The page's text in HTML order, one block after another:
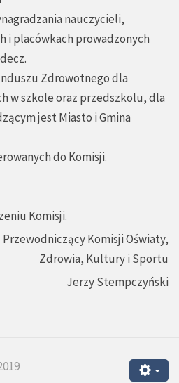
nauczycieli,
i placówkach prowadzonych
Zdrowotnego dla
w szkole oraz przedszkolu, dla
jest Miasto i Gmina
do Komisji.
Komisji.
Przewodniczący Komisji Oświaty,
Zdrowia, Kultury i Sportu
Jerzy Stempczyński